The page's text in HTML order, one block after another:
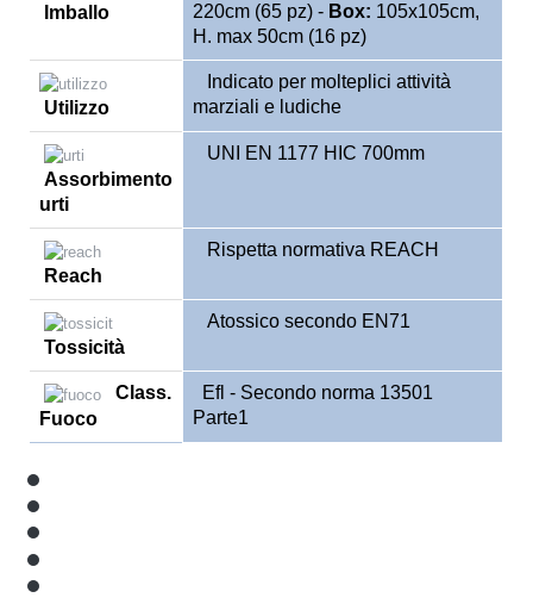
Imballo
220cm (65 pz) - Box: 105x105cm,
H. max 50cm (16 pz)
Utilizzo
Indicato per molteplici attività
marziali e ludiche
Assorbimento
urti
UNI EN 1177 HIC 700mm
Reach
Rispetta normativa REACH
Tossicità
Atossico secondo EN71
Class.
Fuoco
Efl - Secondo norma 13501
Parte1